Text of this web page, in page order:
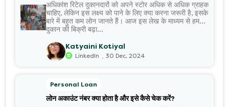
अधिकांश रिटेल दुकानदारों को अपने स्टोर अधिक से अधिक ग्राहक
चाहिए, लेकिन इस लक्ष्य को पाने के लिए क्या करना जरूरी है, इसके
बारे में बहुत कम लोन जानते हैं। आज इस लेख के माध्यम से हम
दुकान की बिक्री बढ़ा...
Katyaini Kotiyal
LinkedIn . 30 Dec, 2024
Personal Loan
लोन अकाउंट नंबर क्या होता है और इसे कैसे चेक करें?